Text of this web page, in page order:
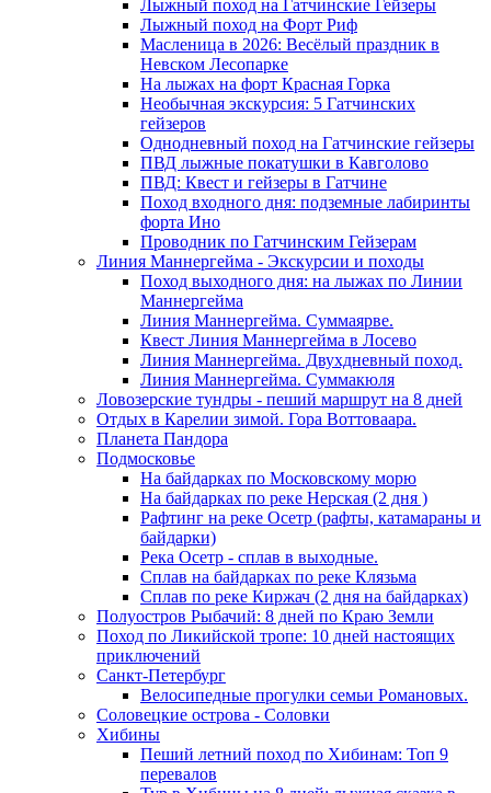
Лыжный поход на Гатчинские Гейзеры
Лыжный поход на Форт Риф
Масленица в 2026: Весёлый праздник в
Невском Лесопарке
На лыжах на форт Красная Горка
Необычная экскурсия: 5 Гатчинских
гейзеров
Однодневный поход на Гатчинские гейзеры
ПВД лыжные покатушки в Кавголово
ПВД: Квест и гейзеры в Гатчине
Поход входного дня: подземные лабиринты
форта Ино
Проводник по Гатчинским Гейзерам
Линия Маннергейма - Экскурсии и походы
Поход выходного дня: на лыжах по Линии
Маннергейма
Линия Маннергейма. Суммаярве.
Квест Линия Маннергейма в Лосево
Линия Маннергейма. Двухдневный поход.
Линия Маннергейма. Суммакюля
Ловозерские тундры - пеший маршрут на 8 дней
Отдых в Карелии зимой. Гора Воттоваара.
Планета Пандора
Подмосковье
На байдарках по Московскому морю
На байдарках по реке Нерская (2 дня )
Рафтинг на реке Осетр (рафты, катамараны и
байдарки)
Река Осетр - сплав в выходные.
Сплав на байдарках по реке Клязьма
Сплав по реке Киржач (2 дня на байдарках)
Полуостров Рыбачий: 8 дней по Краю Земли
Поход по Ликийской тропе: 10 дней настоящих
приключений
Санкт-Петербург
Велосипедные прогулки семьи Романовых.
Соловецкие острова - Соловки
Хибины
Пеший летний поход по Хибинам: Топ 9
перевалов